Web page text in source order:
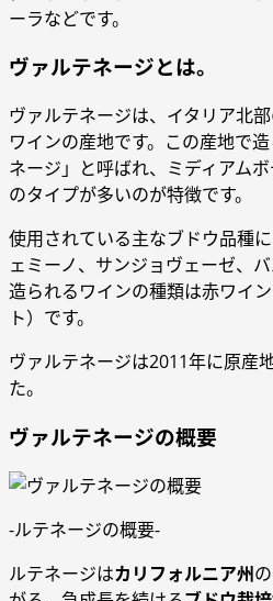
ーラなどです。
ヴァルテネージとは。
ヴァルテネージは、イタリア北
ワインの産地です。この産地で
ネージ」と呼ばれ、ミディアム
のタイプが多いのが特徴です。
使用されている主なブドウ品種
ェミーノ、サンジョヴェーゼ、
造られるワインの種類は赤ワイ
ト）です。
ヴァルテネージは2011年に原産
た。
ヴァルテネージの概要
-ルテネージの概要-
ルテネージはカリフォルニア州